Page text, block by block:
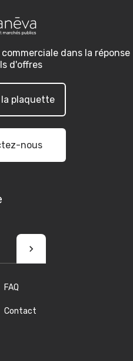
dans la réponse
d'offres
la plaquette
nous
FAQ
Contact